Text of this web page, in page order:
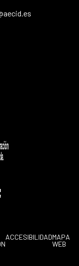
ACCESIBILIDADMAPA
WEB